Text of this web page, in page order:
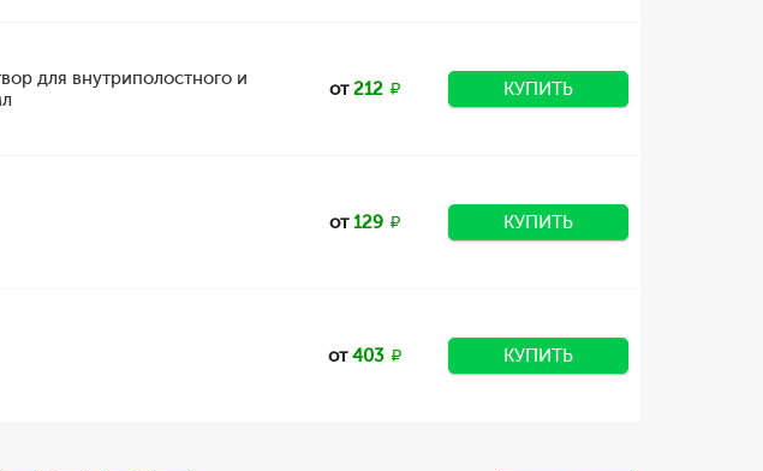
для внутриполостного и
от212 КУПИТЬ
от129 КУПИТЬ
от403 КУПИТЬ